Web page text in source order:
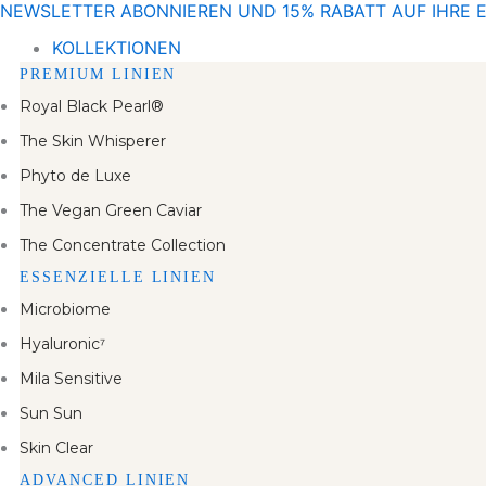
Zum
Inhalt
springen
NEWSLETTER ABONNIEREN UND 15% RABATT AUF IHRE
KOLLEKTIONEN
PREMIUM LINIEN
Royal Black Pearl®
The Skin Whisperer
Phyto de Luxe
The Vegan Green Caviar
The Concentrate Collection
ESSENZIELLE LINIEN
Microbiome
Hyaluronic⁷
Mila Sensitive
Sun Sun
Skin Clear
ADVANCED LINIEN